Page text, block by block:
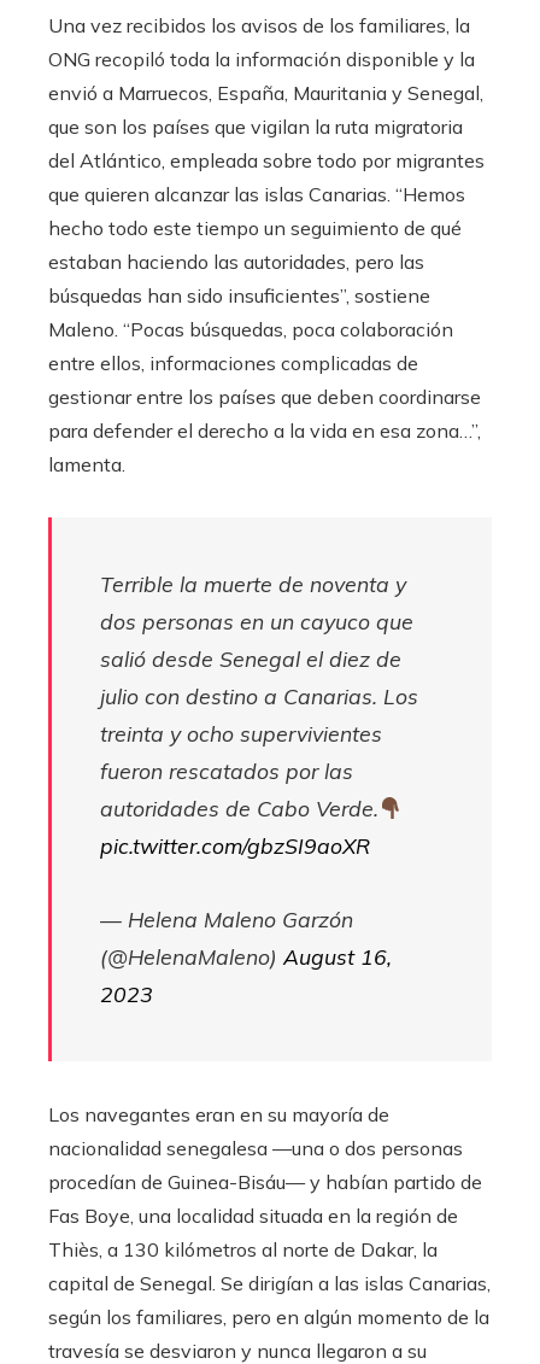
Una vez recibidos los avisos de los familiares, la
ONG recopiló toda la información disponible y la
envió a Marruecos, España, Mauritania y Senegal,
que son los países que vigilan la ruta migratoria
del Atlántico, empleada sobre todo por migrantes
que quieren alcanzar las islas Canarias. “Hemos
hecho todo este tiempo un seguimiento de qué
estaban haciendo las autoridades, pero las
búsquedas han sido insuficientes”, sostiene
Maleno. “Pocas búsquedas, poca colaboración
entre ellos, informaciones complicadas de
gestionar entre los países que deben coordinarse
para defender el derecho a la vida en esa zona…”,
lamenta.
Terrible la muerte de noventa y
dos personas en un cayuco que
salió desde Senegal el diez de
julio con destino a Canarias. Los
treinta y ocho supervivientes
fueron rescatados por las
autoridades de Cabo Verde.
pic.twitter.com/gbzSI9aoXR
— Helena Maleno Garzón
(@HelenaMaleno) August 16,
2023
Los navegantes eran en su mayoría de
nacionalidad senegalesa —una o dos personas
procedían de Guinea-Bisáu— y habían partido de
Fas Boye, una localidad situada en la región de
Thiès, a 130 kilómetros al norte de Dakar, la
capital de Senegal. Se dirigían a las islas Canarias,
según los familiares, pero en algún momento de la
travesía se desviaron y nunca llegaron a su